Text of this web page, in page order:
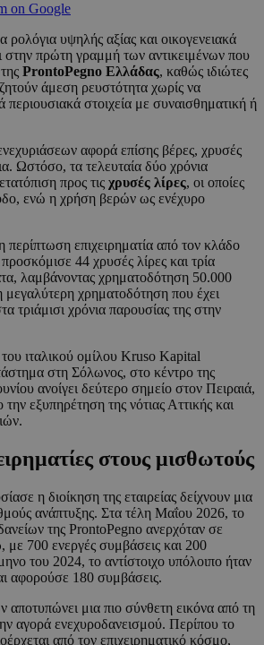
on Google
υψηλής αξίας και οικογενειακά
στην πρώτη γραμμή των αντικειμένων που
ProntoPegno Ελλάδας, καθώς ιδιώτες
άμεση ρευστότητα χωρίς να
περιουσιακά στοιχεία με συναισθηματική ή
αφορά επίσης βέρες, χρυσές
Ωστόσο, τα τελευταία δύο χρόνια
προς τις χρυσές λίρες, οι οποίες
ενώ η χρήση βερών ως ενέχυρο
περίπτωση επιχειρηματία από τον κλάδο
44 χρυσές λίρες και τρία
λαμβάνοντας χρηματοδότηση 50.000
μεγαλύτερη χρηματοδότηση που έχει
τριάμισι χρόνια παρουσίας της στην
ιταλικού ομίλου Kruso Kapital
στη Σόλωνος, στο κέντρο της
ανοίγει δεύτερο σημείο στον Πειραιά,
εξυπηρέτηση της νότιας Αττικής και
στους μισθωτούς
η διοίκηση της εταιρείας δείχνουν μια
ανάπτυξης. Στα τέλη Μαΐου 2026, το
της ProntoPegno ανερχόταν σε
, με 700 ενεργές συμβάσεις και 200
του 2024, το αντίστοιχο υπόλοιπο ήταν
αφορούσε 180 συμβάσεις.
μια πιο σύνθετη εικόνα από τη
αγορά ενεχυροδανεισμού. Περίπου το
από τον επιχειρηματικό κόσμο,